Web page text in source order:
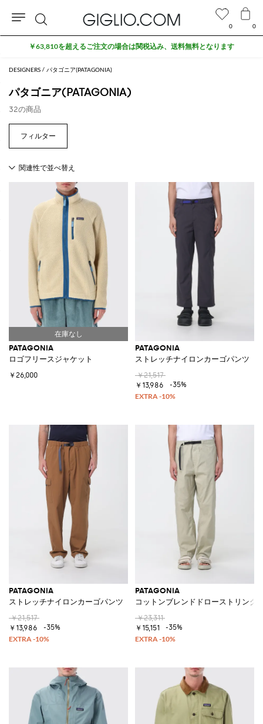
DESIGNERS パタゴニア(PATAGONIA)
パタゴニア(PATAGONIA)
32の商品
PATAGONIA
ロゴフリースジャケット
￥26,000
PATAGONIA
ストレッチナイロンカーゴパンツ
￥21,517
￥13,986
-35%
PATAGONIA
ストレッチナイロンカーゴパンツ
￥21,517
￥13,986
-35%
PATAGONIA
コットンブレンドドローストリング
￥23,311
￥15,151
-35%
0 0
検
索
￥63,810を超えるご注文の場合は関税込み、送料無料となります